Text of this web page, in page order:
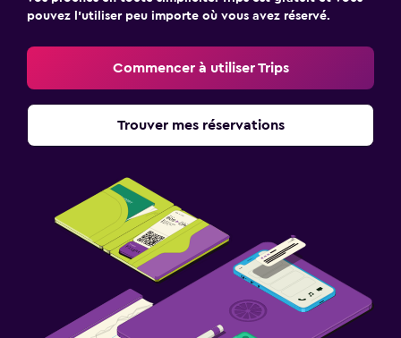
pouvez l’utiliser peu importe où vous avez réservé.
Commencer à utiliser Trips
Trouver mes réservations